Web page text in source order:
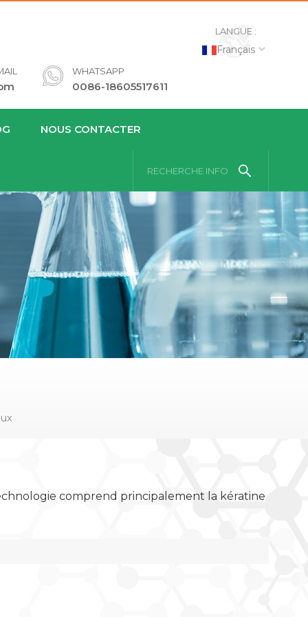
LANGUE :
Français
WHATSAPP
0086-18605517611
NOUS CONTACTER
RECHERCHE INFO
comprend principalement la kératine